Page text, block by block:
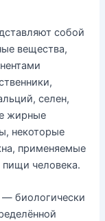
собой
вещества,
селен,
жирные
некоторые
применяемые
пищи человека.
— биологически